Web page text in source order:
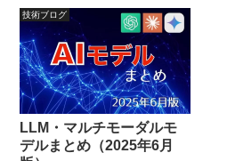
技術ブログ
LLM・マルチモーダルモ
デルまとめ（2025年6月